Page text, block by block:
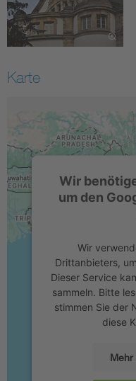
Karte
Wir
um den
Wir
Drittanbieters,
Dieser Service
sammeln. Bitte
stimmen Sie der
diese
Mehr